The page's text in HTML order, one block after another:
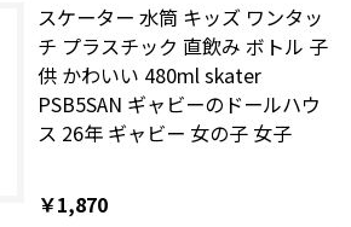
スケーター 水筒 キッズ ワンタッ
チ プラスチック 直飲み ボトル 子
供 かわいい 480ml skater
PSB5SAN ギャビーのドールハウ
ス 26年 ギャビー 女の子 女子
￥1,870